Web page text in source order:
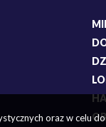
oraz w celu